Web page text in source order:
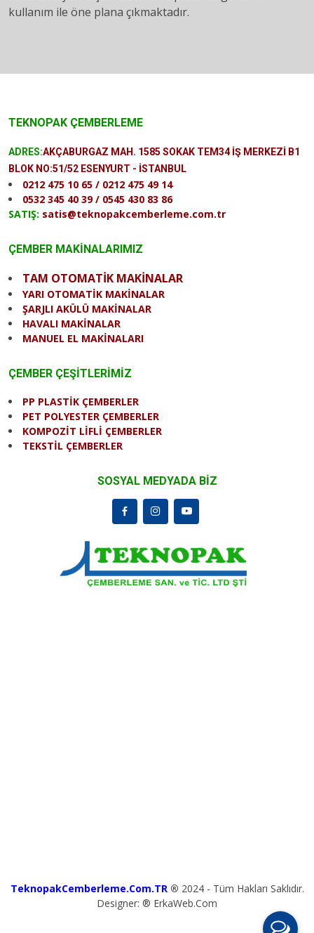
kullanım ile öne plana çıkmaktadır.
TEKNOPAK ÇEMBERLEME
ADRES:AKÇABURGAZ MAH. 1585 SOKAK TEM34 İŞ MERKEZİ B1
BLOK NO:51/52 ESENYURT - İSTANBUL
0212 475 10 65 / 0212 475 49 14
0532 345 40 39 / 0545 430 83 86
SATIŞ: satis@teknopakcemberleme.com.tr
ÇEMBER MAKİNALARIMIZ
TAM OTOMATİK MAKİNALAR
YARI OTOMATİK MAKİNALAR
ŞARJLI AKÜLÜ MAKİNALAR
HAVALI MAKİNALAR
MANUEL EL MAKİNALARI
ÇEMBER ÇEŞİTLERİMİZ
PP PLASTİK ÇEMBERLER
PET POLYESTER ÇEMBERLER
KOMPOZİT LİFLİ ÇEMBERLER
TEKSTİL ÇEMBERLER
SOSYAL MEDYADA BİZ
TeknopakCemberleme.Com.TR ® 2024 - Tüm Hakları Saklıdır.
Designer: ® ErkaWeb.Com